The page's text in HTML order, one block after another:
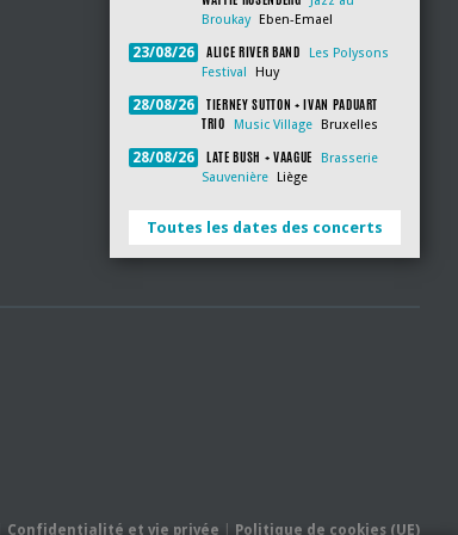
Broukay
Eben-Emael
23/08/26 ALICE RIVER BAND
Les Polysons
Festival
Huy
28/08/26
TIERNEY SUTTON + IVAN PADUART
TRIO
Music Village Bruxelles
28/08/26 LATE BUSH + VAAGUE
Brasserie
Sauvenière
Liège
Toutes les dates des concerts
Confidentialité et vie privée Politique de cookies (UE)